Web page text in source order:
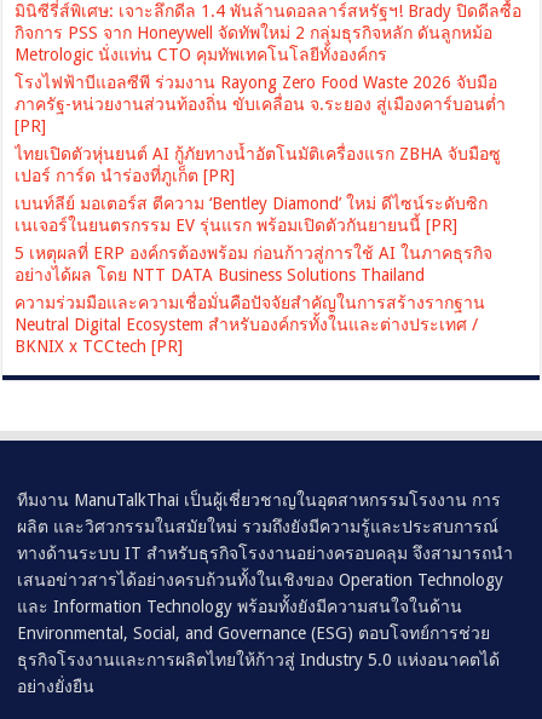
มินิซีรี่ส์พิเศษ: เจาะลึกดีล 1.4 พันล้านดอลลาร์สหรัฐฯ! Brady ปิดดีลซื้อ
กิจการ PSS จาก Honeywell จัดทัพใหม่ 2 กลุ่มธุรกิจหลัก ดันลูกหม้อ
Metrologic นั่งแท่น CTO คุมทัพเทคโนโลยีทั้งองค์กร
โรงไฟฟ้าบีแอลซีพี ร่วมงาน Rayong Zero Food Waste 2026 จับมือ
ภาครัฐ-หน่วยงานส่วนท้องถิ่น ขับเคลื่อน จ.ระยอง สู่เมืองคาร์บอนต่ำ
[PR]
ไทยเปิดตัวหุ่นยนต์ AI กู้ภัยทางน้ำอัตโนมัติเครื่องแรก ZBHA จับมือซู
เปอร์ การ์ด นำร่องที่ภูเก็ต [PR]
เบนท์ลีย์ มอเตอร์ส ตีความ ‘Bentley Diamond’ ใหม่ ดีไซน์ระดับซิก
เนเจอร์ในยนตรกรรม EV รุ่นแรก พร้อมเปิดตัวกันยายนนี้ [PR]
5 เหตุผลที่ ERP องค์กรต้องพร้อม ก่อนก้าวสู่การใช้ AI ในภาคธุรกิจ
อย่างได้ผล โดย NTT DATA Business Solutions Thailand
ความร่วมมือและความเชื่อมั่นคือปัจจัยสำคัญในการสร้างรากฐาน
Neutral Digital Ecosystem สำหรับองค์กรทั้งในและต่างประเทศ /
BKNIX x TCCtech [PR]
ทีมงาน ManuTalkThai เป็นผู้เชี่ยวชาญในอุตสาหกรรมโรงงาน การ
ผลิต และวิศวกรรมในสมัยใหม่ รวมถึงยังมีความรู้และประสบการณ์
ทางด้านระบบ IT สำหรับธุรกิจโรงงานอย่างครอบคลุม จึงสามารถนำ
เสนอข่าวสารได้อย่างครบถ้วนทั้งในเชิงของ Operation Technology
และ Information Technology พร้อมทั้งยังมีความสนใจในด้าน
Environmental, Social, and Governance (ESG) ตอบโจทย์การช่วย
ธุรกิจโรงงานและการผลิตไทยให้ก้าวสู่ Industry 5.0 แห่งอนาคตได้
อย่างยั่งยืน